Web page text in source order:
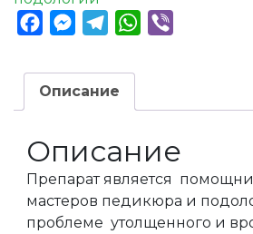
FacebookMessenger
TelegramWhatsApp
Описание
Описание
Препарат является
мастеров педикюра и
проблеме утолщенного и